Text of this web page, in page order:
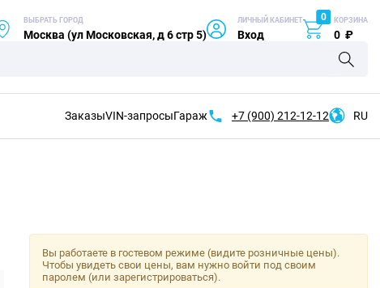
ВЫБРАТЬ ГОРОД
Москва (ул Московская, д 6 стр 5)
ЛИЧНЫЙ КАБИНЕТ
Вход
0 КОРЗИНА
0 ₽
ЗаказыVIN-запросыГараж +7 (900) 212-12-12 RU
Вы работаете в гостевом режиме (видите розничные цены).
Чтобы увидеть свои цены, вам нужно войти под своим
паролем (или зарегистрироваться).